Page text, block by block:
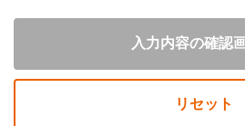
入力内容の確認
リセット